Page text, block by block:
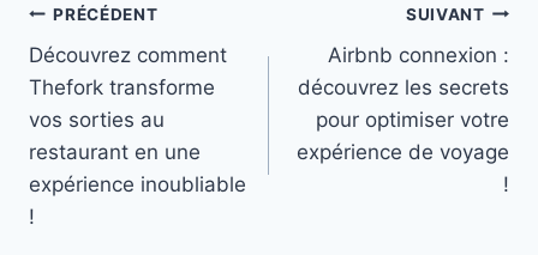
Navigation
de
l’article
PRÉCÉDENT
Découvrez comment
Thefork transforme
vos sorties au
restaurant en une
expérience inoubliable
!
SUIVANT
Airbnb connexion :
découvrez les secrets
pour optimiser votre
expérience de voyage
!